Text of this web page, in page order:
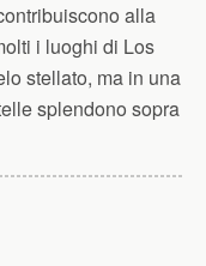
alla
i luoghi di Los
stellato, ma in una
splendono sopra